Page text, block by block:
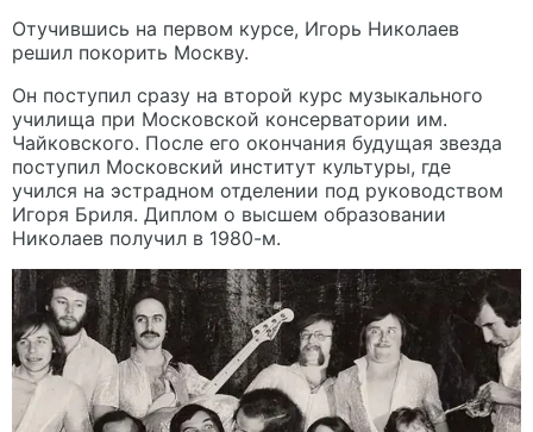
Отучившись на первом курсе, Игорь Николаев
решил покорить Москву.
Он поступил сразу на второй курс музыкального
училища при Московской консерватории им.
Чайковского. После его окончания будущая звезда
поступил Московский институт культуры, где
учился на эстрадном отделении под руководством
Игоря Бриля. Диплом о высшем образовании
Николаев получил в 1980-м.